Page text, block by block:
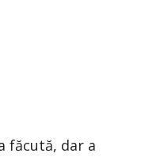
făcută, dar a